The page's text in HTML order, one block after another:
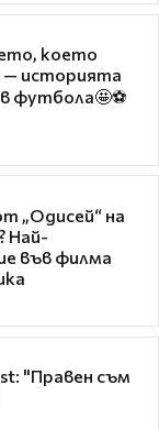
което
— историята
футбола🤩⚽
„Одисей“ на
Най-
във филма
"Правен съм